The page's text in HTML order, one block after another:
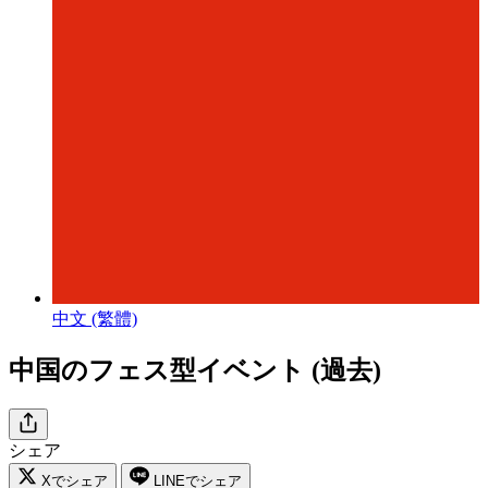
中文 (繁體)
中国のフェス型イベント (過去)
シェア
Xでシェア LINEでシェア